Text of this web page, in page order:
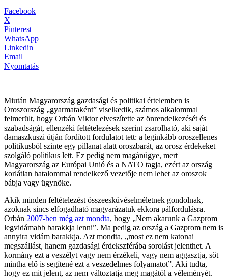
Facebook
X
Pinterest
WhatsApp
Linkedin
Email
Nyomtatás
Miután Magyarország gazdasági és politikai értelemben is
Oroszország „gyarmataként” viselkedik, számos alkalommal
felmerült, hogy Orbán Viktor elveszítette az önrendelkezését és
szabadságát, ellenzéki feltételezések szerint zsarolható, aki saját
damaszkuszi útján fordított fordulatot tett: a leginkább oroszellenes
politikusból szinte egy pillanat alatt oroszbarát, az orosz érdekeket
szolgáló politikus lett. Ez pedig nem magánügye, mert
Magyarország az Európai Unió és a NATO tagja, ezért az ország
korlátlan hatalommal rendelkező vezetője nem lehet az oroszok
bábja vagy ügynöke.
Akik minden feltételezést összeesküvéselméletnek gondolnak,
azoknak sincs elfogadható magyarázatuk ekkora pálfordulásra.
Orbán 2007-ben még azt mondta, hogy „Nem akarunk a Gazprom
legvidámabb barakkja lenni”. Ma pedig az ország a Gazprom nem is
annyira vidám barakkja. Azt mondta, „most ez nem katonai
megszállást, hanem gazdasági érdekszférába sorolást jelenthet. A
kormány ezt a veszélyt vagy nem érzékeli, vagy nem aggasztja, sőt
mintha elő is segítené ezt a veszedelmes folyamatot”. Aki tudta,
hogy ez mit jelent, az nem változtatja meg magától a véleményét.